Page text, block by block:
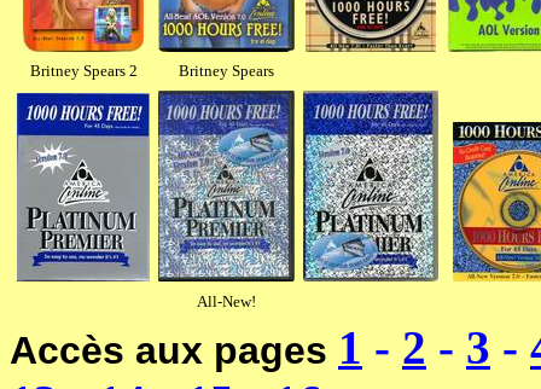
Britney Spears 2 Britney Spears
All-New!
Accès aux pages 1 - 2 - 3 -